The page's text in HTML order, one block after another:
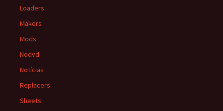
Loaders
Makers
Mods
Nodvd
Notícias
Replacers
Sheets